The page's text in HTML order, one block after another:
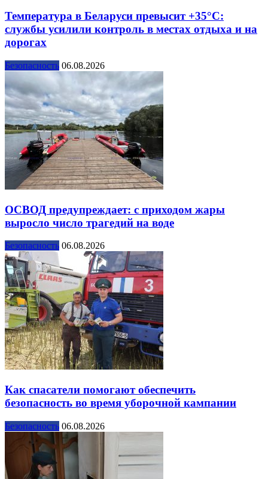
Температура в Беларуси превысит +35°С:
службы усилили контроль в местах отдыха и на
дорогах
Безопасность 06.08.2026
ОСВОД предупреждает: с приходом жары
выросло число трагедий на воде
Безопасность 06.08.2026
Как спасатели помогают обеспечить
безопасность во время уборочной кампании
Безопасность 06.08.2026